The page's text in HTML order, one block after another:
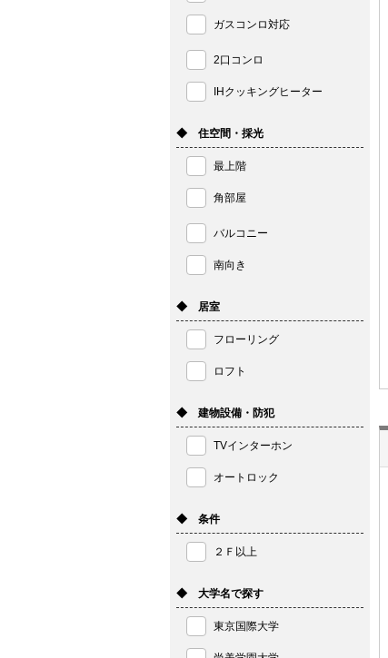
ガスコンロ対応
2口コンロ
IHクッキングヒーター
◆ 住空間・採光
最上階
角部屋
バルコニー
南向き
◆ 居室
フローリング
ロフト
◆ 建物設備・防犯
TVインターホン
オートロック
◆ 条件
２Ｆ以上
◆ 大学名で探す
東京国際大学